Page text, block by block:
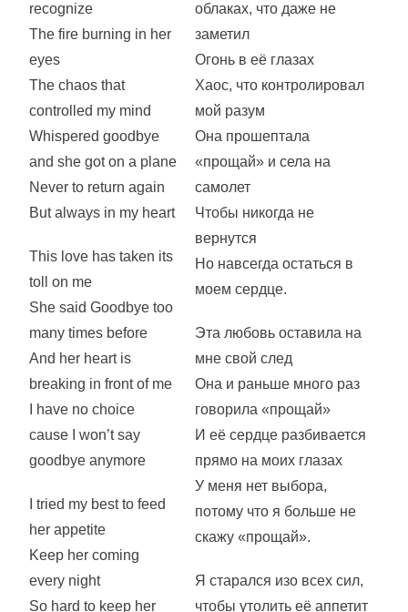
recognize
The fire burning in her
eyes
The chaos that
controlled my mind
Whispered goodbye
and she got on a plane
Never to return again
But always in my heart
This love has taken its
toll on me
She said Goodbye too
many times before
And her heart is
breaking in front of me
I have no choice
cause I won’t say
goodbye anymore
I tried my best to feed
her appetite
Keep her coming
every night
So hard to keep her
облаках, что даже не
заметил
Огонь в её глазах
Хаос, что контролировал
мой разум
Она прошептала
«прощай» и села на
самолет
Чтобы никогда не
вернутся
Но навсегда остаться в
моем сердце.
Эта любовь оставила на
мне свой след
Она и раньше много раз
говорила «прощай»
И её сердце разбивается
прямо на моих глазах
У меня нет выбора,
потому что я больше не
скажу «прощай».
Я старался изо всех сил,
чтобы утолить её аппетит